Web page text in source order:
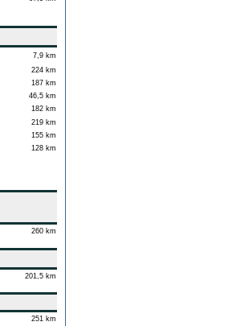
7,9 km
224 km
187 km
46,5 km
182 km
219 km
155 km
128 km
260 km
201,5 km
251 km